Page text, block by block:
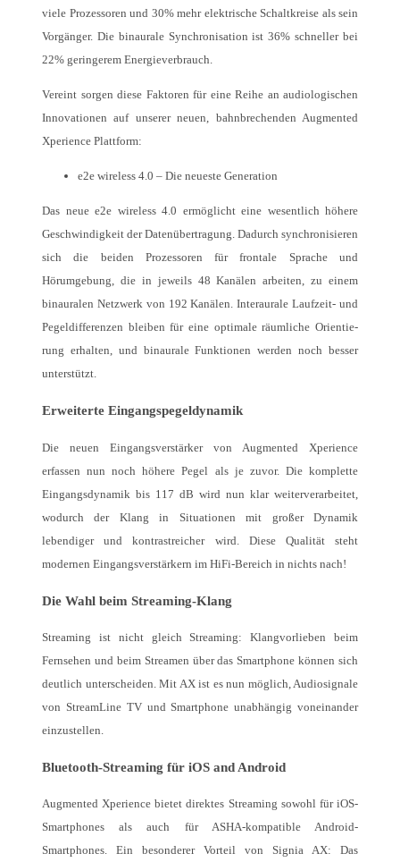
viele Prozessoren und 30% mehr elektrische Schaltkreise als sein
Vorgänger. Die binaurale Synchronisation ist 36% schneller bei
22% geringerem Energieverbrauch.
Vereint sorgen diese Faktoren für eine Reihe an audiologischen
Innovationen auf unserer neuen, bahnbrechenden Augmented
Xperience Plattform:
e2e wireless 4.0 – Die neueste Generation
Das neue e2e wireless 4.0 ermöglicht eine wesentlich höhere
Geschwindigkeit der Datenübertragung. Dadurch synchro­nisieren
sich die beiden Prozessoren für frontale Sprache und
Hörumgebung, die in jeweils 48 Kanälen arbeiten, zu einem
binauralen Netzwerk von 192 Kanälen. Interaurale Laufzeit- und
Pegeldifferenzen bleiben für eine optimale räumliche Orientie­
rung erhalten, und binaurale Funktionen werden noch besser
unterstützt.
Erweiterte Eingangspegeldynamik
Die neuen Eingangsverstärker von Augmented Xperience
erfassen nun noch höhere Pegel als je zuvor. Die komplette
Eingangsdynamik bis 117 dB wird nun klar weiterverarbeitet,
wodurch der Klang in Situationen mit großer Dynamik
lebendiger und kontrastreicher wird. Diese Qualität steht
modernen Eingangsverstärkern im HiFi-Bereich in nichts nach!
Die Wahl beim Streaming-Klang
Streaming ist nicht gleich Streaming: Klangvorlieben beim
Fernsehen und beim Streamen über das Smartphone können sich
deutlich unterscheiden. Mit AX ist es nun möglich, Audiosignale
von StreamLine TV und Smartphone unabhängig voneinander
einzustellen.
Bluetooth-Streaming für iOS and Android
Augmented Xperience bietet direktes Strea­ming sowohl für iOS-
Smartphones als auch für ASHA-kompatible Android-
Smartphones. Ein besonderer Vorteil von Signia AX: Das